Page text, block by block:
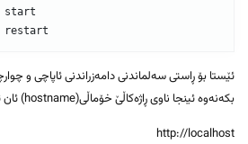
start
restart
ئێستا بۆ ڕاستی سەلماندنی دامەزراندنی ئاپاچی و
بکەنەوە ئینجا ناوی ڕاژەکاڵێ خۆماڵی(hostname) ئان ئای-پی ـیەکەی بنووسن
http://localhost